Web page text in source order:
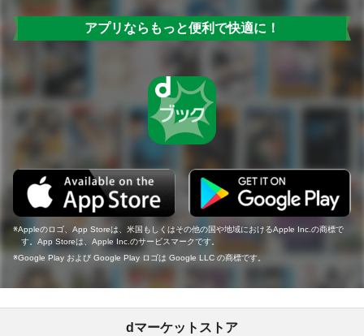
アプリならもっと便利で快適に！
Appleのロゴ、App Storeは、米国もしくはその他の国や地域におけるApple Inc.の商標で
す。App Storeは、Apple Inc.のサービスマークです。
Google Play および Google Play ロゴは Google LLC の商標です。
dマーケットストア